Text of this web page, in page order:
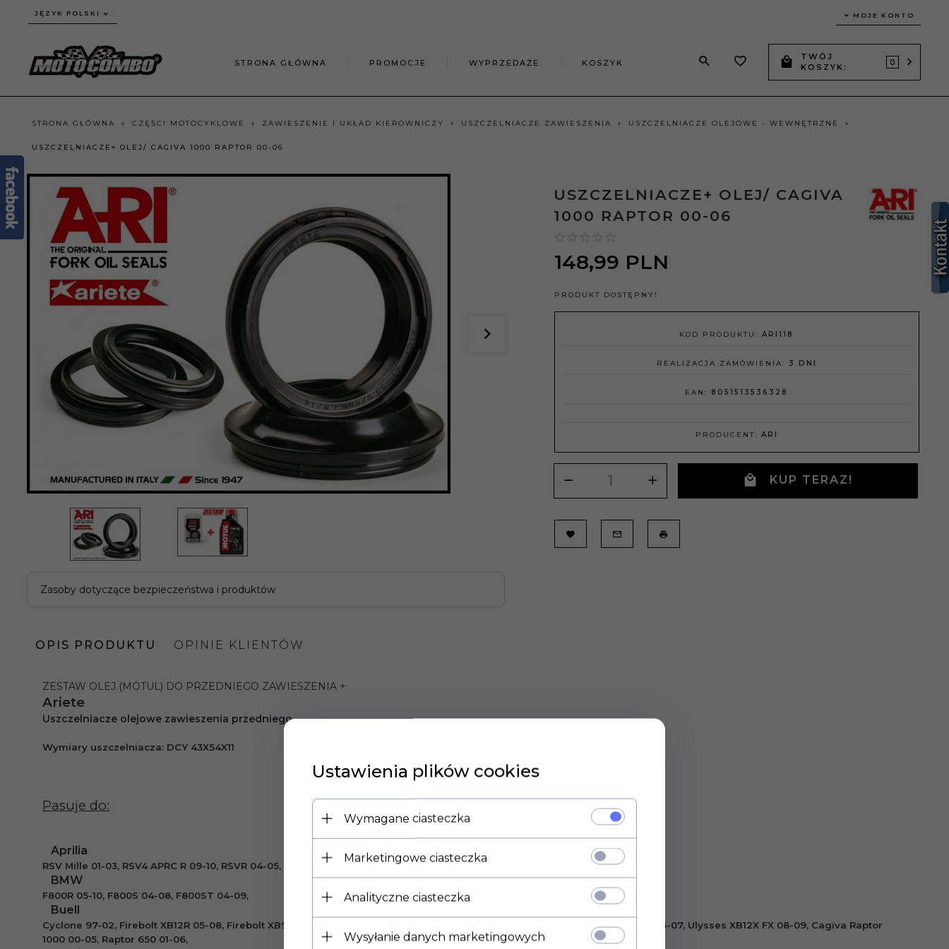
JĘZYK POLSKI MOJE KONTO
STRONA GŁÓWNA PROMOCJE WYPRZEDAŻE KOSZYK
TWÓJ
KOSZYK:
0
STRONA GŁÓWNA CZĘŚCI MOTOCYKLOWE ZAWIESZENIE I UKŁAD KIEROWNICZY USZCZELNIACZE ZAWIESZENIA USZCZELNIACZE OLEJOWE - WEWNĘTRZNE
USZCZELNIACZE+ OLEJ/ CAGIVA 1000 RAPTOR 00-06
Zasoby dotyczące bezpieczeństwa i produktów
USZCZELNIACZE+ OLEJ/ CAGIVA
1000 RAPTOR 00-06
148,99 PLN
PRODUKT DOSTĘPNY!
KOD PRODUKTU:ARI118
REALIZACJA ZAMÓWIENIA: 3 DNI
EAN: 8051513536328
PRODUCENT: ARI
KUP TERAZ!
OPIS PRODUKTU OPINIE KLIENTÓW
ZESTAW OLEJ (MOTUL) DO PRZEDNIEGO ZAWIESZENIA +
Ariete
Uszczelniacze olejowe zawieszenia przedniego
Wymiary uszczelniacza: DCY 43X54X11
Pasuje do:
Aprilia
RSV Mille 01-03, RSV4 APRC R 09-10, RSVR 04-05, Tuono 1000 R 06-08,
BMW
F800R 05-10, F800S 04-08, F800ST 04-09,
Buell
Cyclone 97-02, Firebolt XB12R 05-08, Firebolt XB9R 04-06, Lightning XB12S 05-09, Lightning XB9S 04-09, Ulysses XB12X DX 06-07, Ulysses XB12X FX 08-09, Cagiva Raptor
1000 00-05, Raptor 650 01-06,
Ustawienia plików cookies
Wymagane ciasteczka
Marketingowe ciasteczka
Analityczne ciasteczka
Wysyłanie danych marketingowych